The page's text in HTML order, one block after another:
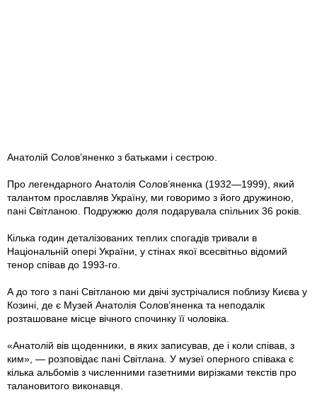
Анатолій Солов’яненко з батьками і сестрою.
Про легендарного Анатолія Солов’яненка (1932—1999), який
талантом прославляв Україну, ми говоримо з його дружиною,
пані Світланою. Подружжю доля подарувала спільних 36 років.
Кілька годин деталізованих теплих спогадів тривали в
Національній опері України, у стінах якої всесвітньо відомий
тенор співав до 1993-го.
А до того з пані Світланою ми двічі зустрічалися поблизу Києва у
Козині, де є Музей Анатолія Солов’яненка та неподалік
розташоване місце вічного спочинку її чоловіка.
«Анатолій вів щоденники, в яких записував, де і коли співав, з
ким», — розповідає пані Світлана. У музеї оперного співака є
кілька альбомів з численними газетними вирізками текстів про
талановитого виконавця.